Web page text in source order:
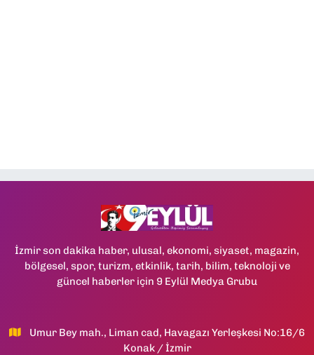
İzmir son dakika haber, ulusal, ekonomi, siyaset, magazin,
bölgesel, spor, turizm, etkinlik, tarih, bilim, teknoloji ve
güncel haberler için 9 Eylül Medya Grubu
Umur Bey mah., Liman cad, Havagazı Yerleşkesi No:16/6
Konak / İzmir